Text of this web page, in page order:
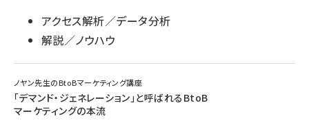
アクセス解析／データ分析
解説／ノウハウ
ノヤン先生のBtoBマーケティング講座
「デマンド・ジェネレーション」と呼ばれるBtoB
マーケティングの本流